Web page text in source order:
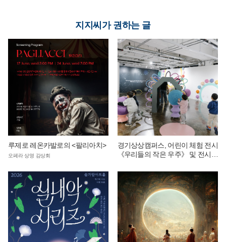
지지씨가 권하는 글
루제로 레온카발로의 <팔리아치>
오페라 상영 감상회
경기상상캠퍼스, 어린이 체험 전시
《우리들의 작은 우주》 및 전시